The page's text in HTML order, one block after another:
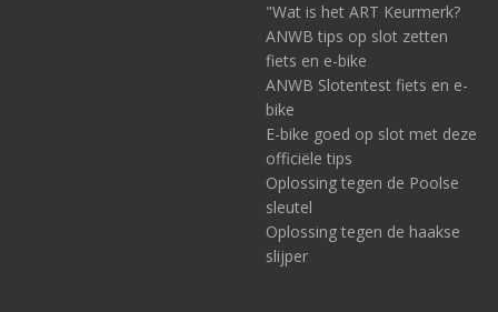
"Wat is het ART Keurmerk?
ANWB tips op slot zetten
fiets en e-bike
ANWB Slotentest fiets en e-
bike
E-bike goed op slot met deze
officiële tips
Oplossing tegen de Poolse
sleutel
Oplossing tegen de haakse
slijper